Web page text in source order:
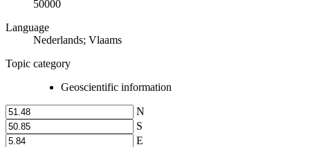
50000
Language
Nederlands; Vlaams
Topic category
Geoscientific information
N
S
E